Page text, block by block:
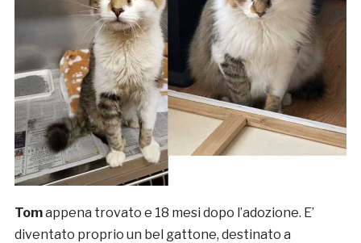
Tomappena trovato e 18 mesi dopo l’adozione. E’
diventato proprio un bel gattone, destinato a